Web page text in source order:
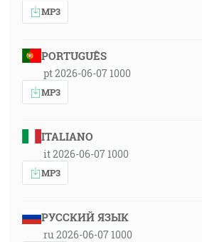
MP3
PORTUGUÊS
pt 2026-06-07 1000
MP3
ITALIANO
it 2026-06-07 1000
MP3
РУССКИЙ ЯЗЫК
ru 2026-06-07 1000